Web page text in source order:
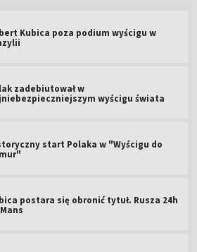
Kubica poza podium wyścigu w
zadebiutował w
wyścigu świata
start Polaka w "Wyścigu do
postara się obronić tytuł. Rusza 24h